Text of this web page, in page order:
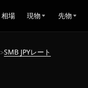
相場 現物 先物
>SMB JPYレート